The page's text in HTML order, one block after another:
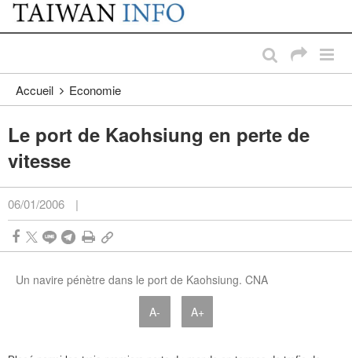
Passer au contenu principal
:::
Accueil Economie
Le port de Kaohsiung en perte de
vitesse
06/01/2006 |
Un navire pénètre dans le port de Kaohsiung. CNA
A- A+